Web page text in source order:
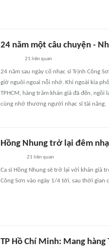
24 năm một câu chuyện -
21 liên quan
24 năm sau ngày cố nhạc sĩ Trịnh Công
giờ nguôi ngoai nỗi nhớ. Khi ngoài kia
TPHCM, hàng trăm khán giả đã đến,
cùng nhớ thương người nhạc sĩ tài năng.
Hồng Nhung trở lại đêm
21 liên quan
Ca sĩ Hồng Nhung sẽ trở lại với khán giả
Công Sơn vào ngày 1/4 tới, sau thời
TP Hồ Chí Minh: Mang